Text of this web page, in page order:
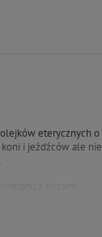
eterycznych o
i jeźdźców ale nie